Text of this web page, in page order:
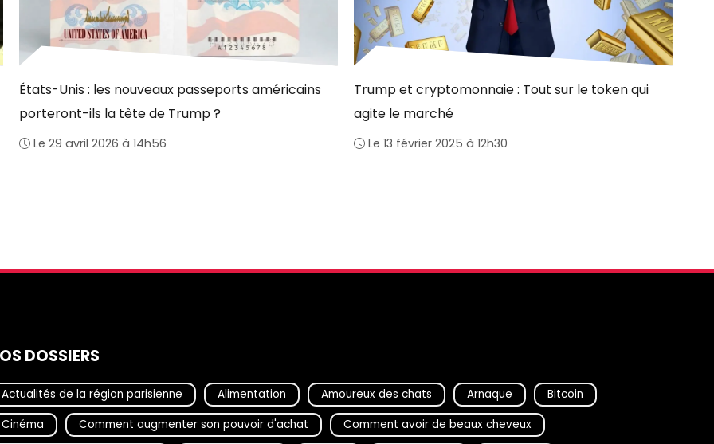
États-Unis : les nouveaux passeports américains
porteront-ils la tête de Trump ?
Le 29 avril 2026 à 14h56
Trump et cryptomonnaie : Tout sur le token qui
agite le marché
Le 13 février 2025 à 12h30
DOSSIERS
Actualités de la région parisienne Alimentation Amoureux des chats Arnaque
Bitcoin
Cinéma
Comment augmenter son pouvoir d'achat Comment avoir de beaux cheveux